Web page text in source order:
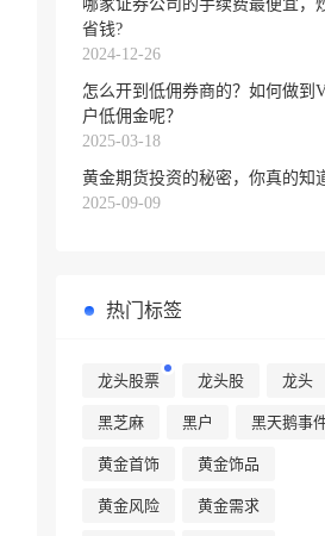
哪家证券公司的手续费最便宜，
省钱?
2024-12-26
怎么开到低佣券商的？如何做到
户低佣金呢？
2025-03-18
黄金期货投资的秘密，你真的知
2025-09-09
热门标签
龙头股票 龙头股 龙头
黑芝麻 黑户 黑天鹅事
黄金首饰 黄金饰品
黄金风险 黄金需求